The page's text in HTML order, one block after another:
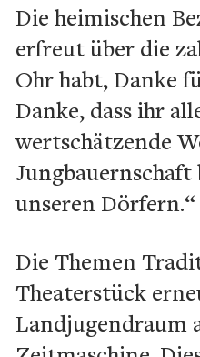
Die heimischen
erfreut über die
Ohr habt, Danke
Danke, dass ihr
wertschätzende
unseren Dörfern.“
Die Themen
Theaterstück
Landjugendraum